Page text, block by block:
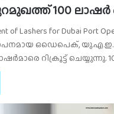
100 ലാഷർ
of Lashers for Dubai Port
ഒഡെപെക്, യു.എ.ഇ.
റിക്രൂട്ട് ചെയ്യുന്നു.